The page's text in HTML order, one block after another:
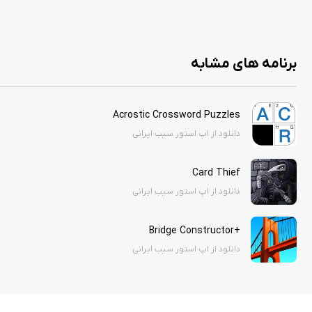
برنامه های مشابه
Acrostic Crossword Puzzles
دانلود از اپ استور سیب ایرانی
Card Thief
دانلود از اپ استور سیب ایرانی
+Bridge Constructor
دانلود از اپ استور سیب ایرانی